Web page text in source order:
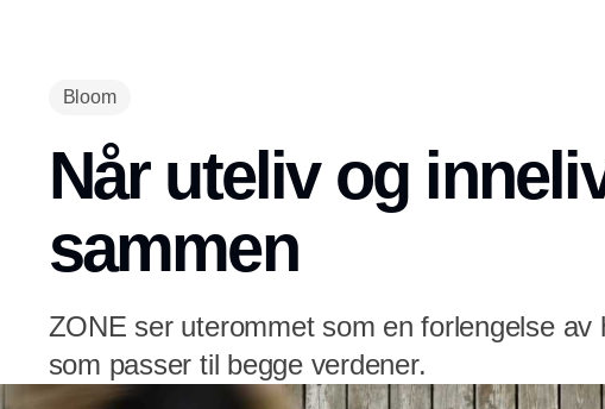
Bloom
Når uteliv og
sammen
ZONE ser uterommet som en forlengelse
som passer til begge verdener.